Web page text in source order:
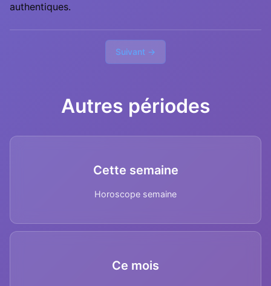
authentiques.
Suivant →
Autres périodes
Cette semaine
Horoscope semaine
Ce mois